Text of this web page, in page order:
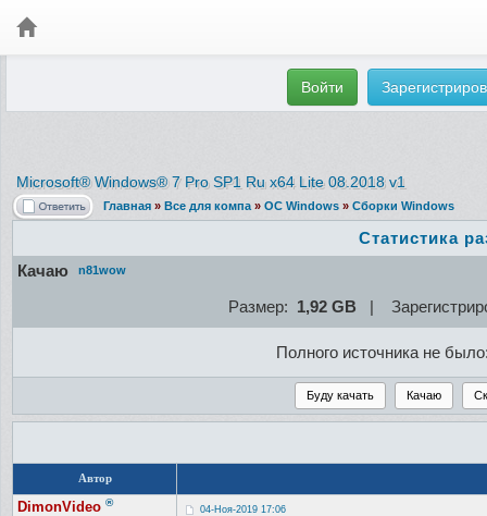
Войти
Microsoft® Windows® 7 Pro SP1 Ru x64 Lite 08.2018 v1
Главная » Все для компа » ОС Windows » Сборки Windows
Статистика
Качаю
n81wow
Размер: 1,92 GB |
Полного источника не
Автор
DimonVideo ®
04-Ноя-2019 17:06